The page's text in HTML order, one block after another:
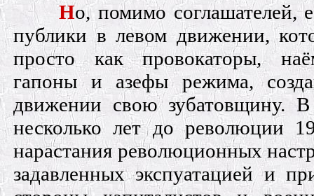
Но, помимо соглашателей,
публики в левом движении,
просто как провокаторы,
гапоны и азефы режима,
движении свою зубатовщину.
несколько лет до революции
нарастания революционных
задавленных экспуатацией и